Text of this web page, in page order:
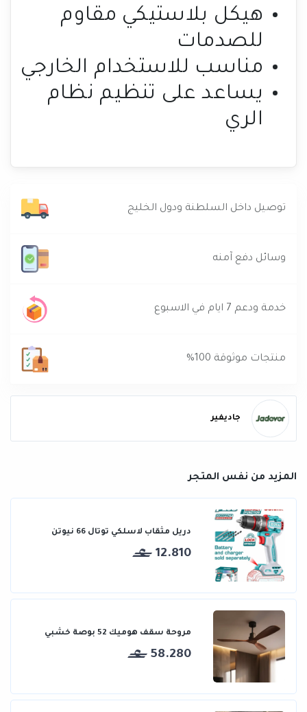
هيكل بلاستيكي مقاوم
للصدمات
مناسب للاستخدام الخارجي
يساعد على تنظيم نظام
الري
توصيل داخل السلطنة ودول الخليج
وسائل دفع آمنه
خدمة ودعم 7 ايام في الاسبوع
منتجات موثوقة 100%
جاديفير
المزيد من نفس المتجر
دريل مثقاب لاسلكي توتال 66 نيوتن
12.810
مروحة سقف هوميك 52 بوصة خشبي
58.280